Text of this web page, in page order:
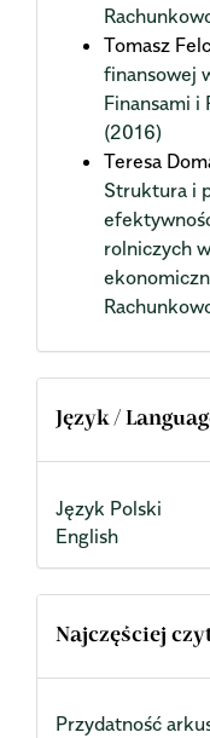
Tomasz
finansowej
Finansami i
(2016)
Teresa
Struktura i
rolniczych
Język /
Język Polski
English
Najczęściej
Przydatność